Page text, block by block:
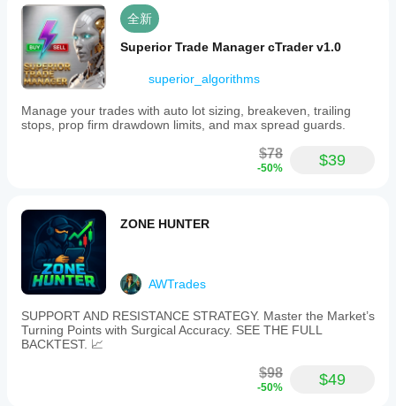
全新
Superior Trade Manager cTrader v1.0
superior_algorithms
Manage your trades with auto lot sizing, breakeven, trailing
stops, prop firm drawdown limits, and max spread guards.
$78
-50% $39
ZONE HUNTER
AWTrades
SUPPORT AND RESISTANCE STRATEGY. Master the Market’s
Turning Points with Surgical Accuracy. SEE THE FULL
BACKTEST. 📈
$98
-50% $49